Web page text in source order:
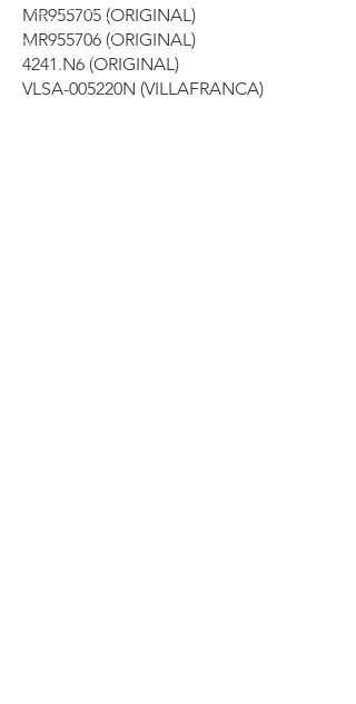
MR955705 (ORIGINAL)
MR955706 (ORIGINAL)
4241.N6 (ORIGINAL)
VLSA-005220N (VILLAFRANCA)